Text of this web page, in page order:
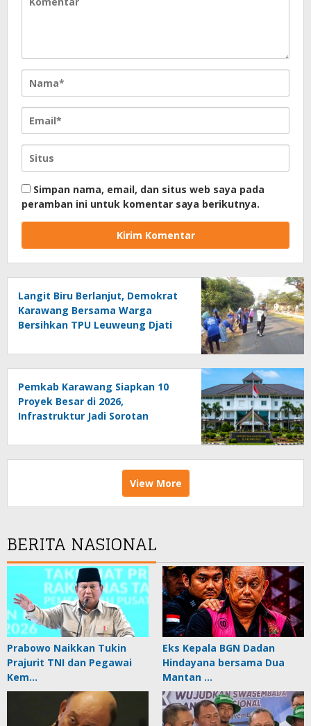
Simpan nama, email, dan situs web saya pada
peramban ini untuk komentar saya berikutnya.
Langit Biru Berlanjut, Demokrat
Karawang Bersama Warga
Bersihkan TPU Leuweung Djati
Pemkab Karawang Siapkan 10
Proyek Besar di 2026,
Infrastruktur Jadi Sorotan
View More
BERITA NASIONAL
Prabowo Naikkan Tukin
Prajurit TNI dan Pegawai
Kem…
Eks Kepala BGN Dadan
Hindayana bersama Dua
Mantan …